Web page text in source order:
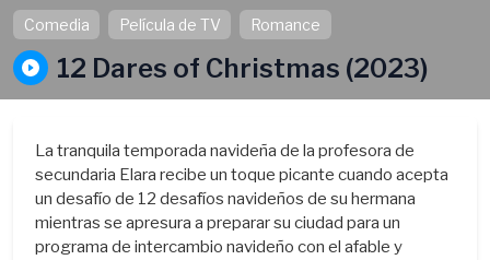
Comedia Película de TV Romance
12 Dares of Christmas (2023)
La tranquila temporada navideña de la profesora de
secundaria Elara recibe un toque picante cuando acepta
un desafío de 12 desafíos navideños de su hermana
mientras se apresura a preparar su ciudad para un
programa de intercambio navideño con el afable y